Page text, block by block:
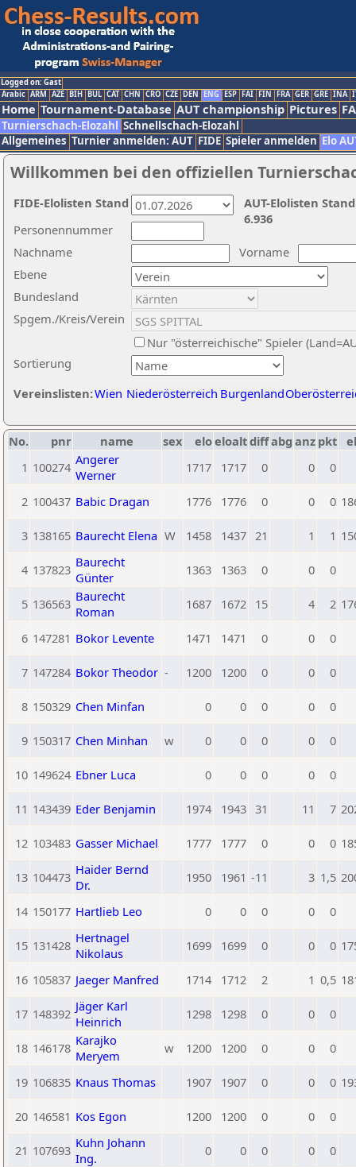
Logged on: Gast
Arabic ARM AZE BIH BUL CAT CHN CRO CZE DEN ENG ESP FAI FIN FRA GER GRE INA
Home Tournament-Database AUT championship Pictures
Turnierschach-Elozahl Schnellschach-Elozahl
Allgemeines Turnier anmelden: AUT FIDE Spieler anmelden Elo
Willkommen bei den offiziellen
Nachname
Vorname
Ebene
Sortierung
Personennummer
Bundesland
Spgem./Kreis/Verein
Nur "österreichische" Spieler
Vereinslisten:Wien Niederösterreich Burgenland
AUT-Elolisten
6.936
FIDE-Elolisten Stand
No. pnr name sex eloeloaltdiffabg anz pkt
1 100274 Angerer
Werner
1717 1717 0 0 0
2 100437 Babic Dragan 1776 1776 0 0 0
3 138165 Baurecht Elena W 1458 1437 21 1 1
4 137823 Baurecht
Günter
1363 1363 0 0 0
5 136563 Baurecht
Roman
1687 1672 15 4 2
6 147281 Bokor Levente 1471 1471 0 0 0
7 147284 Bokor Theodor - 1200 1200 0 0 0
8 150329 Chen Minfan 0 0 0 0 0
9 150317 Chen Minhan w 0 0 0 0 0
10 149624 Ebner Luca 0 0 0 0 0
11 143439 Eder Benjamin 1974 1943 31 11 7
12 103483 Gasser Michael 1777 1777 0 0 0
13 104473 Haider Bernd
Dr.
1950 1961 -11 3 1,5
14 150177 Hartlieb Leo 0 0 0 0 0
15 131428 Hertnagel
Nikolaus
1699 1699 0 0 0
16 105837 Jaeger Manfred 1714 1712 2 1 0,5
17 148392 Jäger Karl
Heinrich
1298 1298 0 0 0
18 146178 Karajko
Meryem
w 1200 1200 0 0 0
19 106835 Knaus Thomas 1907 1907 0 0 0
20 146581 Kos Egon 1200 1200 0 0 0
21 107693 Kuhn Johann
Ing.
0 0 0 0 0